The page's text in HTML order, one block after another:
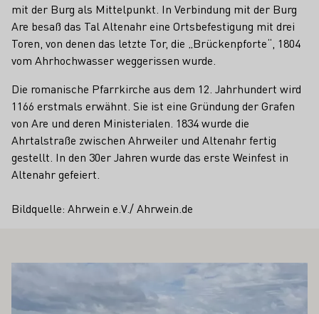
mit der Burg als Mittelpunkt. In Verbindung mit der Burg
Are besaß das Tal Altenahr eine Ortsbefestigung mit drei
Toren, von denen das letzte Tor, die „Brückenpforte“, 1804
vom Ahrhochwasser weggerissen wurde.
Die romanische Pfarrkirche aus dem 12. Jahrhundert wird
1166 erstmals erwähnt. Sie ist eine Gründung der Grafen
von Are und deren Ministerialen. 1834 wurde die
Ahrtalstraße zwischen Ahrweiler und Altenahr fertig
gestellt. In den 30er Jahren wurde das erste Weinfest in
Altenahr gefeiert.
Bildquelle: Ahrwein e.V./ Ahrwein.de
INTERESSIEREN